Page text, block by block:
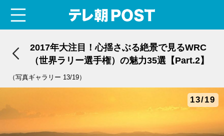
2017年大注目！心揺さぶる絶景で見るWRC
（世界ラリー選手権）の魅力35選【Part.2】
（写真ギャラリー 13/19）
13/19